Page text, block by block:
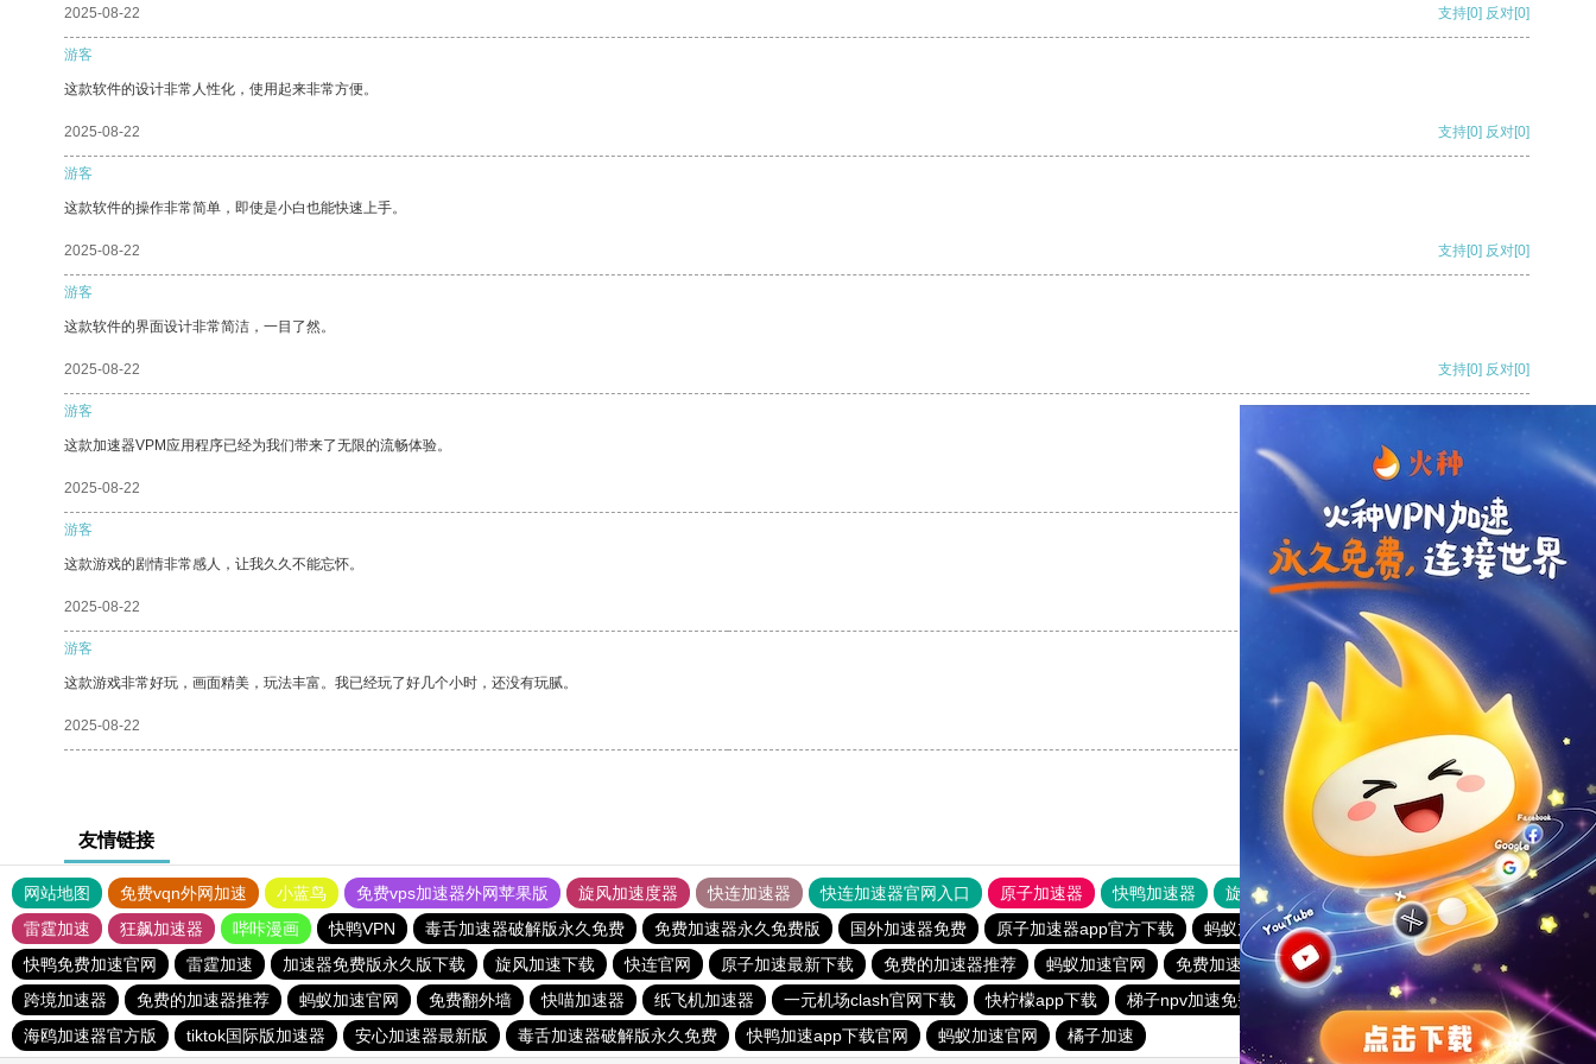
2025-08-22 支持[0] 反对[0]
游客
这款软件的设计非常人性化，使用起来非常方便。
2025-08-22 支持[0] 反对[0]
游客
这款软件的操作非常简单，即使是小白也能快速上手。
2025-08-22 支持[0] 反对[0]
游客
这款软件的界面设计非常简洁，一目了然。
2025-08-22 支持[0] 反对[0]
游客
这款加速器VPM应用程序已经为我们带来了无限的流畅体验。
2025-08-22
游客
这款游戏的剧情非常感人，让我久久不能忘怀。
2025-08-22 反对
游客
这款游戏非常好玩，画面精美，玩法丰富。我已经玩了好几个小时，还没有玩腻。
2025-08-22 反对[0]
友情链接
网站地图 免费vqn外网加速 小蓝鸟 免费vps加速器外网苹果版 旋风加速度器 快连加速器 快连加速器官网入口 原子加速器 快鸭加速器 旋风加速度器 外网网址导航
软件中心
雷霆加速
狂飙加速器 哔咔漫画 快鸭VPN 毒舌加速器破解版永久免费 免费加速器永久免费版 国外加速器免费 原子加速器app官方下载 蚂蚁加速器 起飞加速器
一元机场. com
快鸭免费加速官网
雷霆加速 加速器免费版永久版下载 旋风加速下载 快连官网 原子加速最新下载 免费的加速器推荐 蚂蚁加速官网 免费加速器永久免费版
每日免费2小时的加速器
跨境加速器
免费的加速器推荐 蚂蚁加速官网 免费翻外墙 快喵加速器 纸飞机加速器 一元机场clash官网下载 快柠檬app下载 梯子npv加速免费 免费加速神器vpm
小黄鸭vp加速
海鸥加速器官方版
tiktok国际版加速器 安心加速器最新版 毒舌加速器破解版永久免费 快鸭加速app下载官网 蚂蚁加速官网 橘子加速